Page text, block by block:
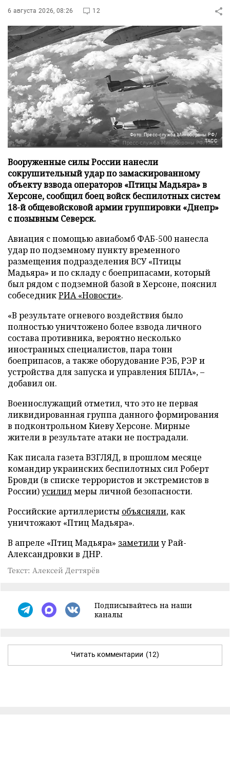
6 августа 2026, 08:26 12
Фото: Пресс-служба Минобороны РФ/
ТАСС
Вооруженные силы России нанесли
сокрушительный удар по замаскированному
объекту взвода операторов «Птицы Мадьяра» в
Херсоне, сообщил боец войск беспилотных систем
18-й общевойсковой армии группировки «Днепр»
с позывным Северск.
Авиация с помощью авиабомб ФАБ-500 нанесла
удар по подземному пункту временного
размещения подразделения ВСУ «Птицы
Мадьяра» и по складу с боеприпасами, который
был рядом с подземной базой в Херсоне, пояснил
собеседникРИА «Новости».
«В результате огневого воздействия было
полностью уничтожено более взвода личного
состава противника, вероятно несколько
иностранных специалистов, пара тонн
боеприпасов, а также оборудование РЭБ, РЭР и
устройства для запуска и управления БПЛА», –
добавил он.
Военнослужащий отметил, что это не первая
ликвидированная группа данного формирования
в подконтрольном Киеву Херсоне. Мирные
жители в результате атаки не пострадали.
Как писала газета ВЗГЛЯД, в прошлом месяце
командир украинских беспилотных сил Роберт
Бровди (в списке террористов и экстремистов в
России)усилилмеры личной безопасности.
Российские артиллеристы объясняли, как
уничтожают «Птиц Мадьяра».
В апреле «Птиц Мадьяра» заметилиу Рай-
Александровки в ДНР.
Текст: Алексей Дегтярёв
Подписывайтесь на наши
каналы
Читать комментарии (12)